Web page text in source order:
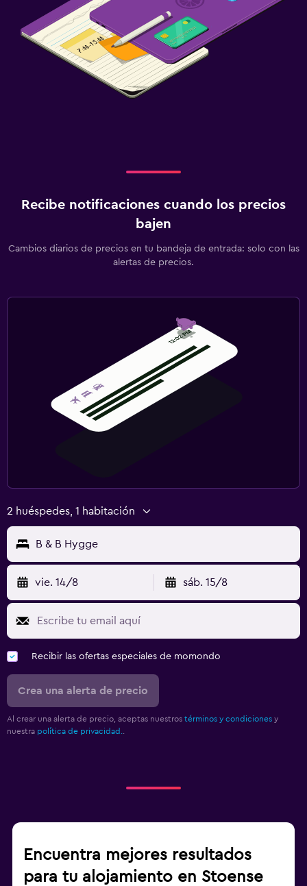
Recibe notificaciones cuando los precios
bajen
Cambios diarios de precios en tu bandeja de entrada: solo con las
alertas de precios.
2 huéspedes, 1 habitación
B & B Hygge
vie. 14/8 sáb. 15/8
Recibir las ofertas especiales de momondo
Crea una alerta de precio
Al crear una alerta de precio, aceptas nuestros términos y condiciones y
nuestra política de privacidad.
Encuentra mejores resultados
para tu alojamiento en Stoense